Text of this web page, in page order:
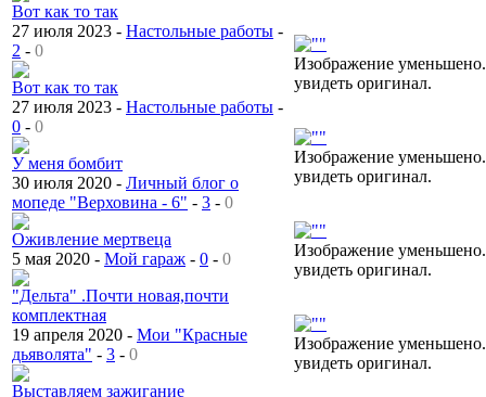
Вот как то так
27 июля 2023 - Настольные работы -
2 - 0
Вот как то так
27 июля 2023 - Настольные работы -
0 - 0
У меня бомбит
30 июля 2020 - Личный блог о
мопеде "Верховина - 6" - 3 - 0
Оживление мертвеца
5 мая 2020 - Мой гараж - 0 - 0
"Дельта" .Почти новая,почти
комплектная
19 апреля 2020 - Мои "Красные
дьяволята" - 3 - 0
Выставляем зажигание
Изображение
увидеть оригинал.
Изображение
увидеть оригинал.
Изображение
увидеть оригинал.
Изображение
увидеть оригинал.